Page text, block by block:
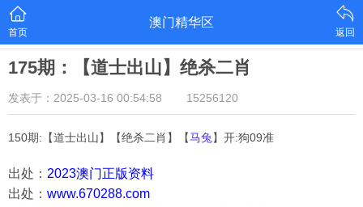
首页
澳门精华区
返回
175期：【道士出山】绝杀二肖
发表于：2025-03-16 00:54:58 15256120
150期:【道士出山】【绝杀二肖】【马兔 】开:狗09准
出处： 2023澳门正版资料
出处： www.670288.com